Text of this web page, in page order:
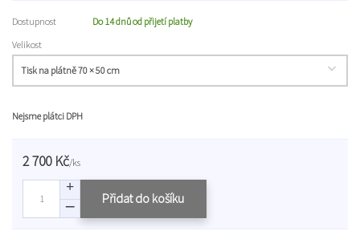
Dostupnost
Do 14 dnů od přijetí platby
Velikost
Nejsme plátci DPH
2 700 Kč/ks
Přidat do košíku